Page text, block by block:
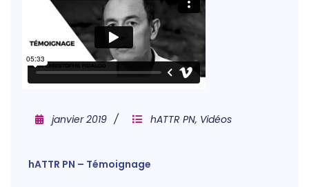
janvier 2019 hATTR PN, Vidéos
hATTR PN – Témoignage